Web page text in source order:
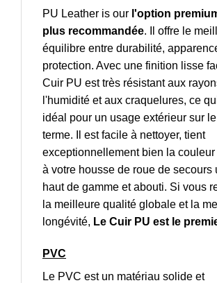
PU Leather is our l'option
plus recommandée. Il offre le
équilibre entre durabilité,
protection. Avec une finition lisse
Cuir PU est très résistant aux
l'humidité et aux craquelures, ce
idéal pour un usage extérieur sur
terme. Il est facile à nettoyer, tient
exceptionnellement bien la
à votre housse de roue de secours
haut de gamme et abouti. Si vous
la meilleure qualité globale et la
longévité, Le Cuir PU est le
PVC
Le PVC est un matériau solide et